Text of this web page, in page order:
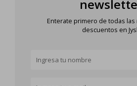
Enterate primero de todas
descuentos en